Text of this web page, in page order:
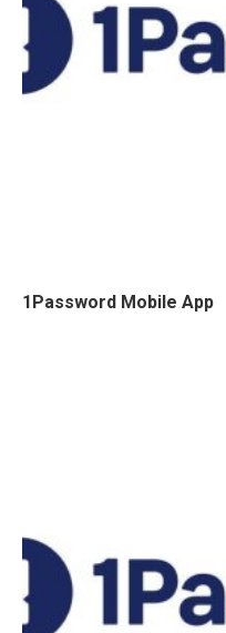
1Password Mobile App